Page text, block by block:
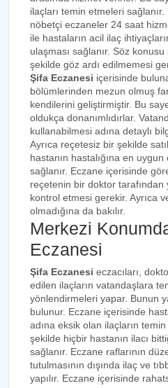
ilaçları temin etmeleri sağlanır.
nöbetçi eczaneler 24 saat
ile hastaların acil ilaç
ulaşması sağlanır. Söz
şekilde göz ardı edilmemesi
Şifa Eczanesi içerisinde
bölümlerinden mezun olmuş
kendilerini geliştirmiştir. Bu
oldukça donanımlıdırlar.
kullanabilmesi adına detaylı
Ayrıca reçetesiz bir şekilde
hastanın hastalığına en
sağlanır. Eczane içerisinde
reçetenin bir doktor tarafından
kontrol etmesi gerekir. Ayrıca
olmadığına da bakılır.
Merkezi
Eczanesi
Şifa Eczanesi eczacıları,
edilen ilaçların vatandaşlara
yönlendirmeleri yapar. Bunun
bulunur. Eczane içerisinde
adına eksik olan ilaçların
şekilde hiçbir hastanın ilacı
sağlanır. Eczane raflarının
tutulmasının dışında ilaç ve
yapılır. Eczane içerisinde